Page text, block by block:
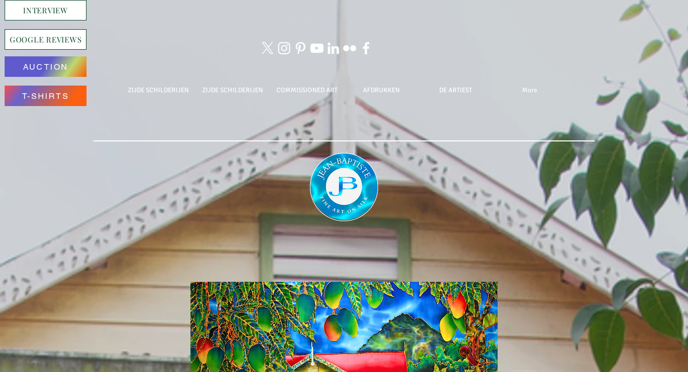
INTERVIEW
GOOGLE REVIEWS
AUCTION
T-SHIRTS
ZIJDE SCHILDERIJEN ZIJDE SCHILDERIJEN COMMISSIONED ART AFDRUKKEN DE ARTIEST More